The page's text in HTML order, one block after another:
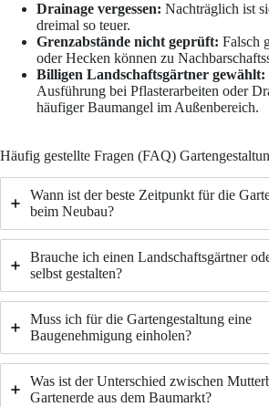
Drainage vergessen: Nachträglich ist
dreimal so teuer.
Grenzabstände nicht geprüft: Falsch
oder Hecken können zu
Billigen Landschaftsgärtner gewählt:
Ausführung bei Pflasterarbeiten oder
häufiger Baumangel im Außenbereich.
Häufig gestellte Fragen (FAQ)
Wann ist der beste Zeitpunkt für die
beim Neubau?
Brauche ich einen Landschaftsgärtner
selbst gestalten?
Muss ich für die Gartengestaltung eine
Baugenehmigung einholen?
Was ist der Unterschied zwischen
Gartenerde aus dem Baumarkt?